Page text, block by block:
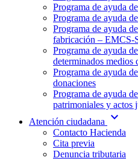
Programa de ayuda
Programa de ayuda
Programa de ayuda
fabricación – EMCS-
Programa de ayuda
determinados medios
Programa de ayuda
donaciones
Programa de ayuda
patrimoniales y actos
Atención ciudadana
expand_more
Contacto Hacienda
Cita previa
Denuncia tributaria